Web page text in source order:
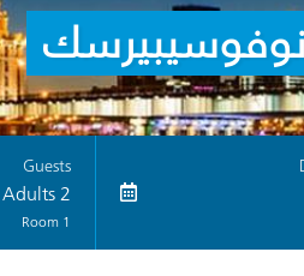
Guests
2 Adults
1 Room